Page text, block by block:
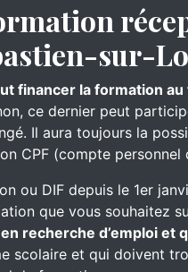
sur-
financer la formation
ce dernier peut
Il aura toujours la
CPF (compte
ou DIF depuis le 1er
que vous souhaitez
recherche d’emploi et
scolaire et qui doivent